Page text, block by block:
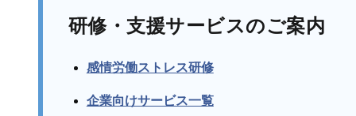
研修・支援サービスのご案内
感情労働ストレス研修
企業向けサービス一覧